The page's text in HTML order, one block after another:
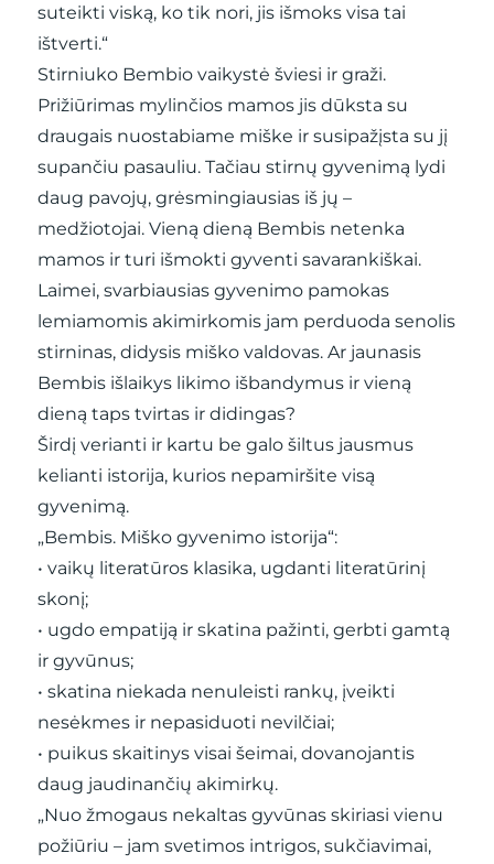
suteikti viską, ko tik nori, jis išmoks visa tai
ištverti.“
Stirniuko Bembio vaikystė šviesi ir graži.
Prižiūrimas mylinčios mamos jis dūksta su
draugais nuostabiame miške ir susipažįsta su jį
supančiu pasauliu. Tačiau stirnų gyvenimą lydi
daug pavojų, grėsmingiausias iš jų –
medžiotojai. Vieną dieną Bembis netenka
mamos ir turi išmokti gyventi savarankiškai.
Laimei, svarbiausias gyvenimo pamokas
lemiamomis akimirkomis jam perduoda senolis
stirninas, didysis miško valdovas. Ar jaunasis
Bembis išlaikys likimo išbandymus ir vieną
dieną taps tvirtas ir didingas?
Širdį verianti ir kartu be galo šiltus jausmus
kelianti istorija, kurios nepamiršite visą
gyvenimą.
„Bembis. Miško gyvenimo istorija“:
• vaikų literatūros klasika, ugdanti literatūrinį
skonį;
• ugdo empatiją ir skatina pažinti, gerbti gamtą
ir gyvūnus;
• skatina niekada nenuleisti rankų, įveikti
nesėkmes ir nepasiduoti nevilčiai;
• puikus skaitinys visai šeimai, dovanojantis
daug jaudinančių akimirkų.
„Nuo žmogaus nekaltas gyvūnas skiriasi vienu
požiūriu – jam svetimos intrigos, sukčiavimai,